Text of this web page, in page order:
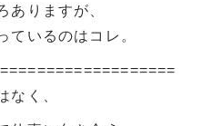
ありますが、
ているのはコレ。
なく、